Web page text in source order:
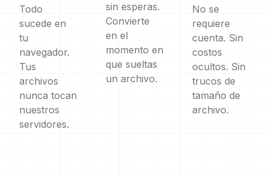
Todo
sucede en
tu
navegador.
Tus
archivos
nunca tocan
nuestros
servidores.
sin esperas.
Convierte
en el
momento en
que sueltas
un archivo.
No se
requiere
cuenta. Sin
costos
ocultos. Sin
trucos de
tamaño de
archivo.